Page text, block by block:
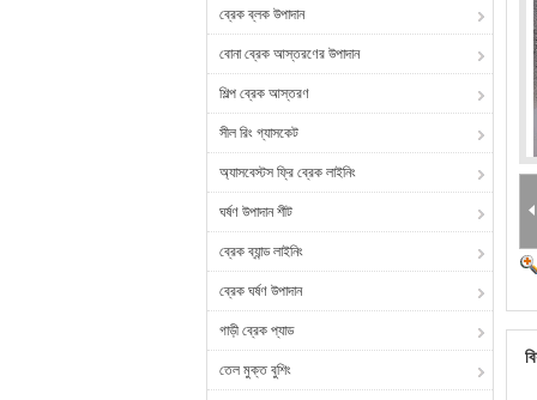
ব্রেক ব্লক উপাদান
বোনা ব্রেক আস্তরণের উপাদান
শিল্প ব্রেক আস্তরণ
সীল রিং গ্যাসকেট
অ্যাসবেস্টস ফ্রি ব্রেক লাইনিং
ঘর্ষণ উপাদান শীট
ব্রেক ব্যান্ড লাইনিং
ব্রেক ঘর্ষণ উপাদান
গাড়ী ব্রেক প্যাড
তেল মুক্ত বুশিং